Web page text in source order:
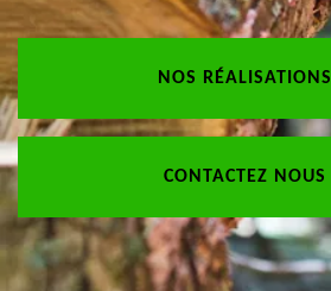
NOS RÉALISATIONS
CONTACTEZ NOUS